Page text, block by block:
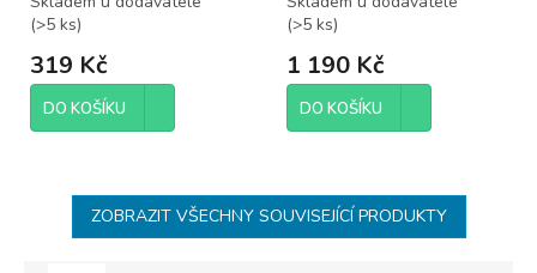
(>5 ks)
319 Kč
DO KOŠÍKU
(>5 ks)
1 190 Kč
DO KOŠÍKU
ZOBRAZIT VŠECHNY SOUVISEJÍCÍ PRODUKTY